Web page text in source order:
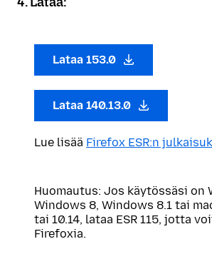
Lataa 153.0
Lataa 140.13.0
Lue lisää Firefox ESR:n
Huomautus: Jos käytössäsi on
Windows 8, Windows 8.1 tai
tai 10.14, lataa ESR 115, jotta
Firefoxia.